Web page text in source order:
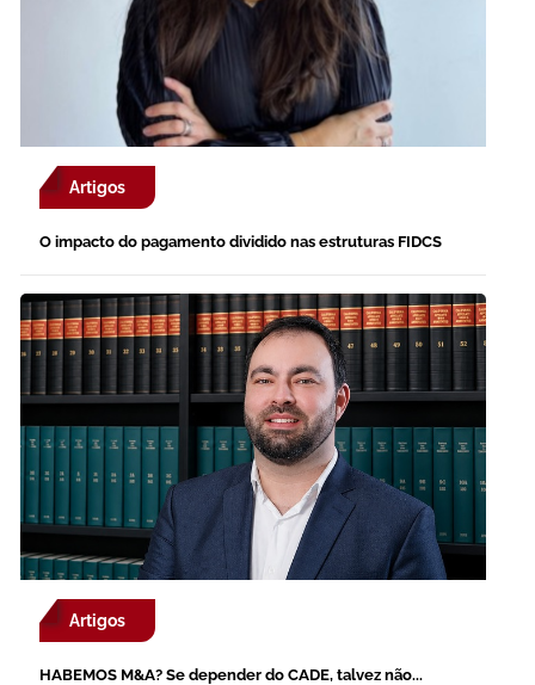
Artigos
O impacto do pagamento dividido nas estruturas FIDCS
Artigos
HABEMOS M&A? Se depender do CADE, talvez não...